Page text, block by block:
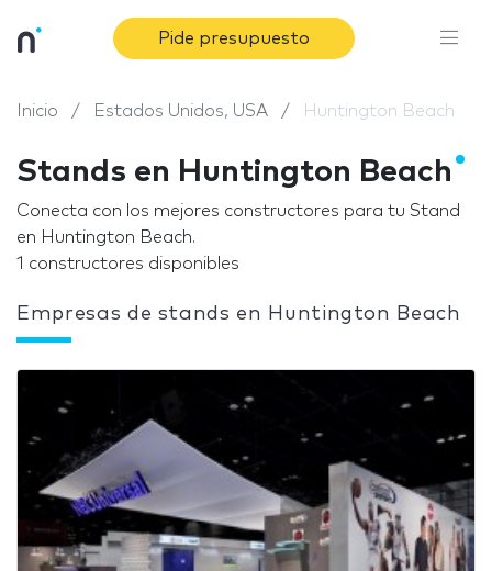
Pide presupuesto
Inicio Estados Unidos, USA Huntington Beach
Stands en Huntington Beach
Conecta con los mejores constructores para tu Stand
en Huntington Beach.
1 constructores disponibles
Empresas de stands en Huntington Beach